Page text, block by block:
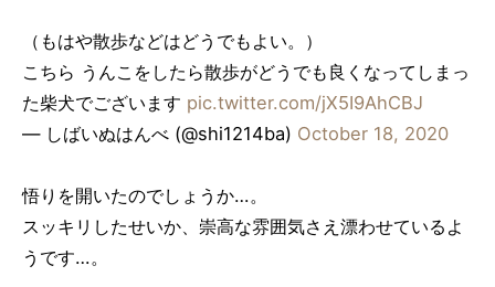
（もはや散歩などはどうでもよい。）
こちら うんこをしたら散歩がどうでも良くなってしまっ
た柴犬でございます pic.twitter.com/jX5I9AhCBJ
— しばいぬはんべ (@shi1214ba) October 18, 2020
悟りを開いたのでしょうか…。
スッキリしたせいか、崇高な雰囲気さえ漂わせているよ
うです…。